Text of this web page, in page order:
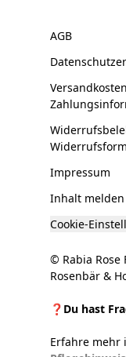
AGB
Impressum
Inhalt melden
Cookie-
© Rabia Rose
Rosenbär &
❓Du hast
Erfahre mehr